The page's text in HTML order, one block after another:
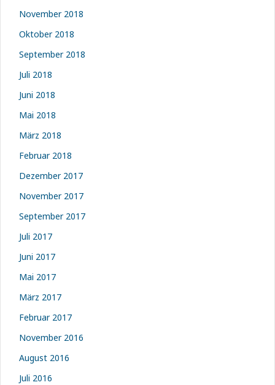
November 2018
Oktober 2018
September 2018
Juli 2018
Juni 2018
Mai 2018
März 2018
Februar 2018
Dezember 2017
November 2017
September 2017
Juli 2017
Juni 2017
Mai 2017
März 2017
Februar 2017
November 2016
August 2016
Juli 2016